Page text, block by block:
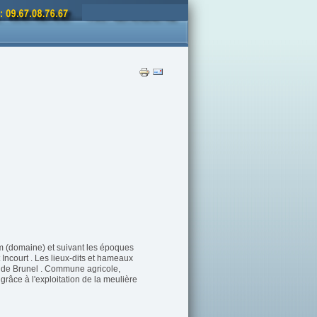
(domaine) et suivant les époques
. Les lieux-dits et hameaux
Brunel . Commune agricole,
à l'exploitation de la meulière